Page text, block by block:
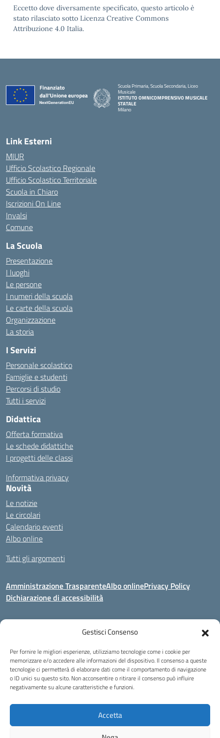
Gestisci Consenso
Per fornire le migliori esperienze, utilizziamo tecnologie come i cookie per
memorizzare e/o accedere alle informazioni del dispositivo. Il consenso a queste
tecnologie ci permetterà di elaborare dati come il comportamento di navigazione
o ID unici su questo sito. Non acconsentire o ritirare il consenso può influire
negativamente su alcune caratteristiche e funzioni.
Accetta
Eccetto dove diversamente specificato, questo articolo è
stato rilasciato sotto Licenza Creative Commons
Attribuzione 4.0 Italia.
Scuola Primaria, Scuola Secondaria, Liceo
Musicale
ISTITUTO OMNICOMPRENSIVO MUSICALE
STATALE
Milano
Link Esterni
MIUR
Ufficio Scolastico Regionale
Ufficio Scolastico Territoriale
Scuola in Chiaro
Iscrizioni On Line
Invalsi
Comune
La Scuola
Presentazione
I luoghi
Le persone
I numeri della scuola
Le carte della scuola
Organizzazione
La storia
I Servizi
Personale scolastico
Famiglie e studenti
Percorsi di studio
Tutti i servizi
Didattica
Offerta formativa
Le schede didattiche
I progetti delle classi
Informativa privacy
Novità
Le notizie
Le circolari
Calendario eventi
Albo online
Tutti gli argomenti
Amministrazione TrasparenteAlbo onlinePrivacy Policy
Dichiarazione di accessibilità
Via Corridoni 34/36 Milano
Posta elettronica certificata (PEC):miic8de001@pec.istruzione.it
Codice fiscale: 80124970155
Istituto Omnicomprensivo Musicale Statale
Via Corridoni 34/36 Milano | Tel. 02 88446647 Fax 02-88.440.328
miic8de001@istruzione.it | miic8de001@pec.istruzione.it
C.F. 80124970155